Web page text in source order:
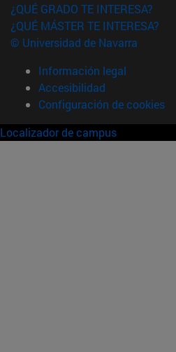
¿QUÉ GRADO TE INTERESA?
¿QUÉ MÁSTER TE INTERESA?
© Universidad de Navarra
Información legal
Accesibilidad
Configuración de cookies
Localizador de campus